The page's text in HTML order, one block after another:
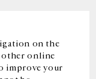
on the
other online
improve your